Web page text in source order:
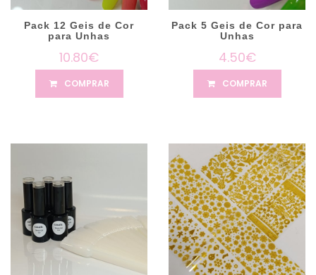
Pack 12 Geis de Cor
para Unhas
10.80€
COMPRAR
Pack 5 Geis de Cor para
Unhas
4.50€
COMPRAR